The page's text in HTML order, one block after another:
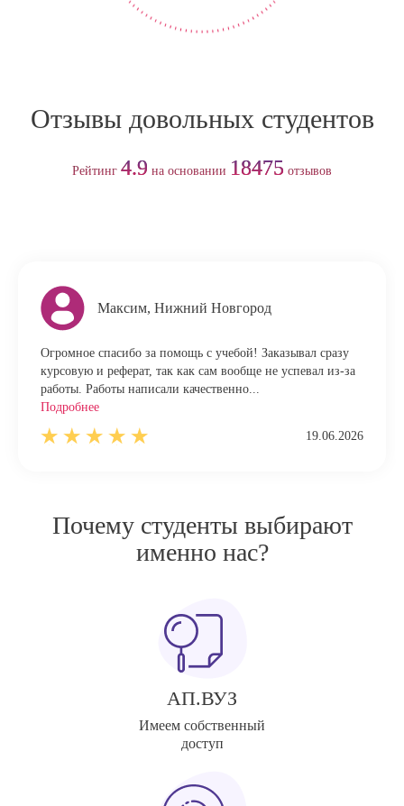
Отзывы довольных студентов
Рейтинг 4.9 на основании 18475 отзывов
Максим, Нижний Новгород
Огромное спасибо за помощь с учебой! Заказывал сразу
курсовую и реферат, так как сам вообще не успевал из-за
работы. Работы написали качественно...
Подробнее
19.06.2026
Почему студенты выбирают
именно нас?
АП.ВУЗ
Имеем собственный
доступ